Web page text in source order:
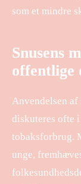
som et mindre
Snusens
offentlige
Anvendelsen af
diskuteres ofte
tobaksforbrug.
unge,